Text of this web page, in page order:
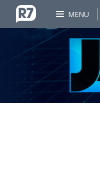
MENU